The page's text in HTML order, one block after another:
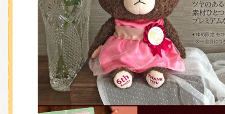
くまのがっこう 家庭科部